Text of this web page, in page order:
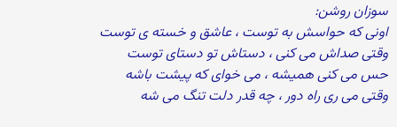
سوزان روشن:
اونی که حواسش به توست ، عاشق و خسته ی توست
وقتی صداش می کنی ، دستاش تو دستای توست
حس می کنی همیشه ، می خوای که پیشت باشه
وقتی می ری راه دور ، چه قدر دلت تنگ می شه